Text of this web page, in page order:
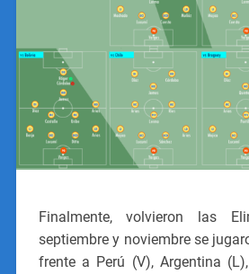
Finalmente, volvieron las
septiembre y noviembre se
frente a Perú (V), Argentina